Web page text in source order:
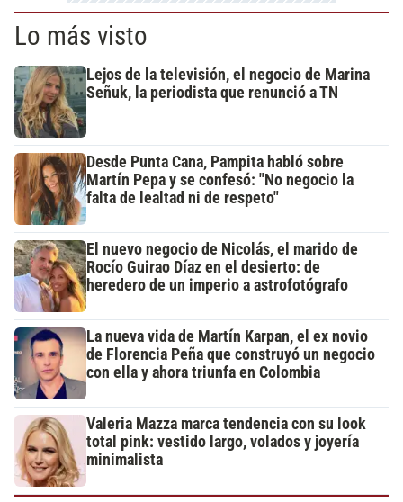
Lo más visto
Lejos de la televisión, el negocio de Marina
Señuk, la periodista que renunció a TN
Desde Punta Cana, Pampita habló sobre
Martín Pepa y se confesó: "No negocio la
falta de lealtad ni de respeto"
El nuevo negocio de Nicolás, el marido de
Rocío Guirao Díaz en el desierto: de
heredero de un imperio a astrofotógrafo
La nueva vida de Martín Karpan, el ex novio
de Florencia Peña que construyó un negocio
con ella y ahora triunfa en Colombia
Valeria Mazza marca tendencia con su look
total pink: vestido largo, volados y joyería
minimalista